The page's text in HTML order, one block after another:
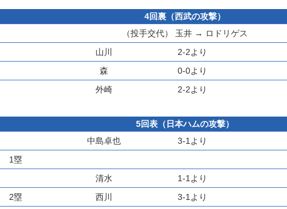
4回裏（西武の攻撃）
（投手交代） 玉井 → ロドリゲス
山川 2-2より
森 0-0より
外崎 2-2より
5回表（日本ハムの攻撃）
中島卓也 3-1より
1塁
清水 1-1より
2塁 西川 3-1より